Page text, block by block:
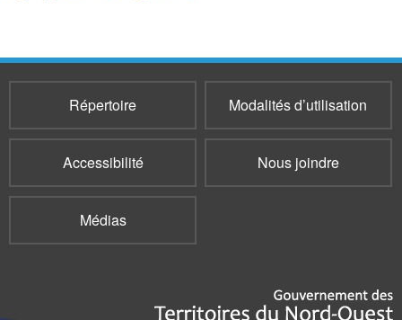
Répertoire Modalités d’utilisation
Accessibilité Nous joindre
Médias